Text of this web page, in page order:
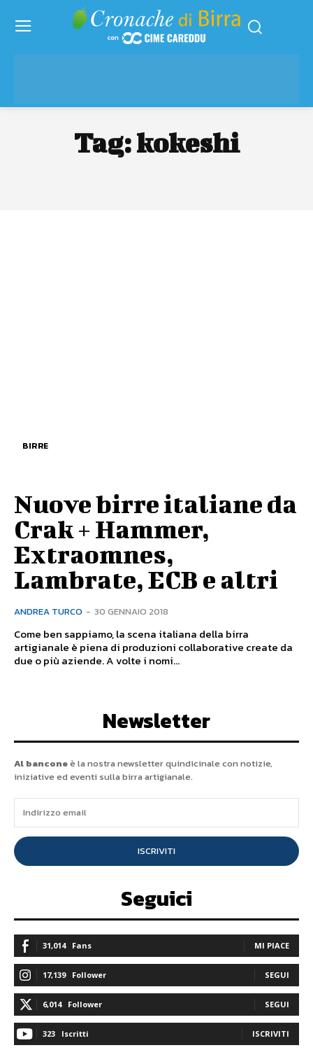
Tag:kokeshi
BIRRE
Nuove birre italiane da
Crak + Hammer,
Extraomnes,
Lambrate, ECB e altri
ANDREA TURCO - 30 GENNAIO 2018
Come ben sappiamo, la scena italiana della birra
artigianale è piena di produzioni collaborative create da
due o più aziende. A volte i nomi...
Newsletter
Al banconeè la nostra newsletter quindicinale con notizie,
iniziative ed eventi sulla birra artigianale.
ISCRIVITI
Seguici
31,014 Fans MI PIACE
17,139 Follower SEGUI
6,014 Follower SEGUI
323 Iscritti ISCRIVITI